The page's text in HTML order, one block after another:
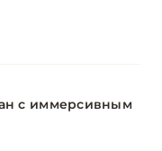
с иммерсивным